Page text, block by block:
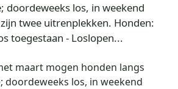
doordeweeks los, in weekend
twee uitrenplekken. Honden:
toegestaan - Loslopen...
maart mogen honden langs
doordeweeks los, in weekend